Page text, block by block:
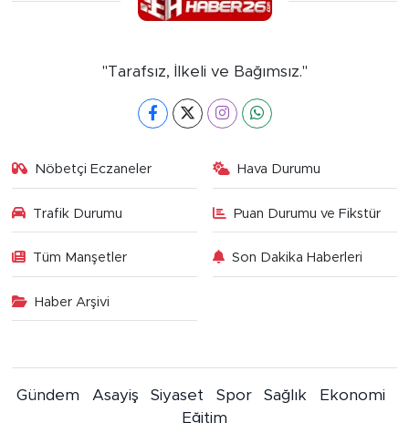
"Tarafsız, İlkeli ve Bağımsız."
Nöbetçi Eczaneler Hava Durumu
Trafik Durumu Puan Durumu ve Fikstür
Tüm Manşetler Son Dakika Haberleri
Haber Arşivi
Gündem Asayiş Siyaset Spor Sağlık
Ekonomi
Eğitim